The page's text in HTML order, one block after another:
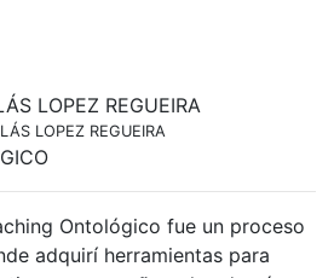
LOPEZ REGUEIRA
Ontológico fue un proceso
adquirí herramientas para